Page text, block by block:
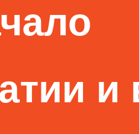
и